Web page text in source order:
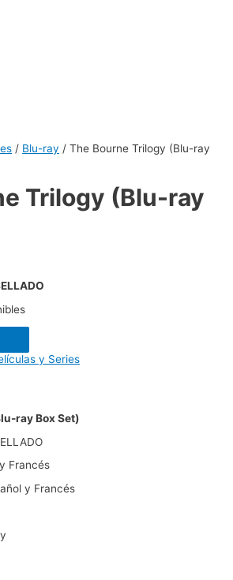
/ Blu-ray / The Bourne Trilogy (Blu-ray
Trilogy (Blu-ray
y Series
ray Box Set)
Francés
y Francés